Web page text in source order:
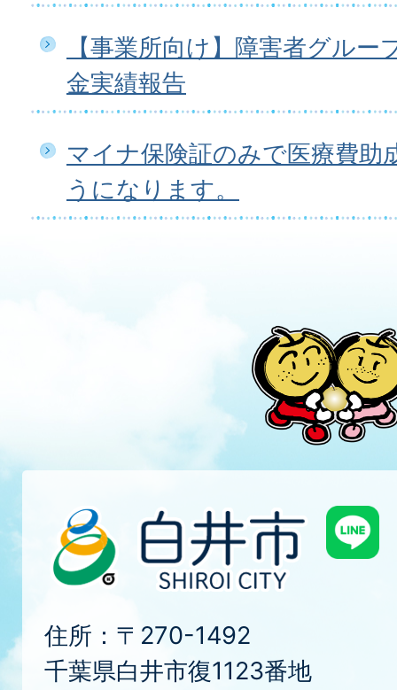
【事業所向け】障害者グルー
金実績報告
マイナ保険証のみで医療費助
うになります。
住所：〒270-1492
千葉県白井市復1123番地